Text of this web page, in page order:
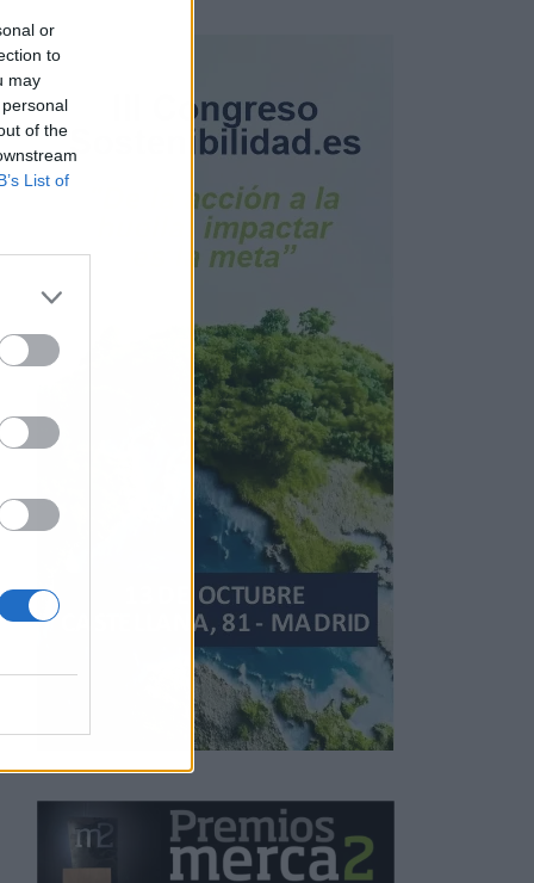
or
to
may
of the
List of